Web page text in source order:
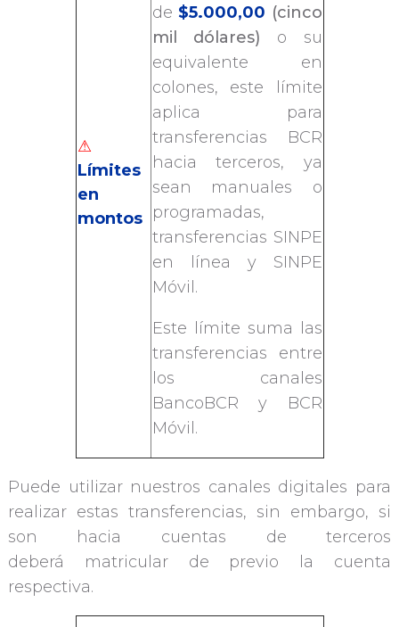
⚠
Límites
en
montos
de $5.000,00 (cinco
mil dólares) o su
equivalente en
colones, este límite
aplica para
transferencias BCR
hacia terceros, ya
sean manuales o
programadas,
transferencias SINPE
en línea y SINPE
Móvil.
Este límite suma las
transferencias entre
los canales
BancoBCR y BCR
Móvil.
Puede utilizar nuestros canales digitales para
realizar estas transferencias, sin embargo, si
son hacia cuentas de terceros
deberá matricular de previo la cuenta
respectiva.